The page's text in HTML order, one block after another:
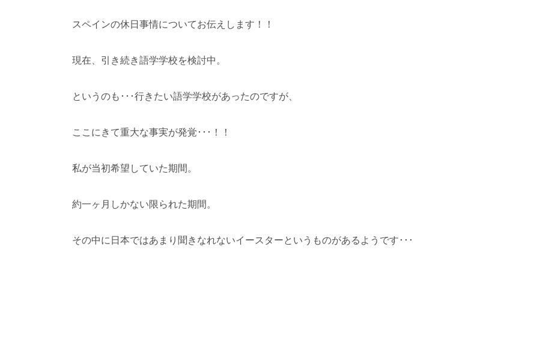
スペインの休日事情についてお伝えします！！
現在、引き続き語学学校を検討中。
というのも･･･行きたい語学学校があったのですが、
ここにきて重大な事実が発覚･･･！！
私が当初希望していた期間。
約一ヶ月しかない限られた期間。
その中に日本ではあまり聞きなれないイースターというものがあるようです･･･